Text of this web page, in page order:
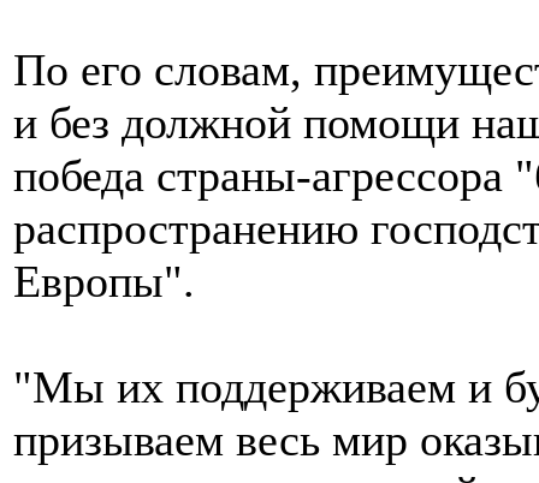
По его словам,
и без должной помощи
победа страны-
распространению
Европы".
"Мы их поддерживаем и
призываем весь мир